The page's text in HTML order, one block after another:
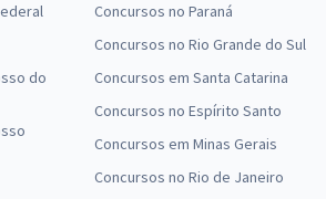
do
Concursos no Paraná
Concursos no Rio Grande do Sul
Concursos em Santa Catarina
Concursos no Espírito Santo
Concursos em Minas Gerais
Concursos no Rio de Janeiro